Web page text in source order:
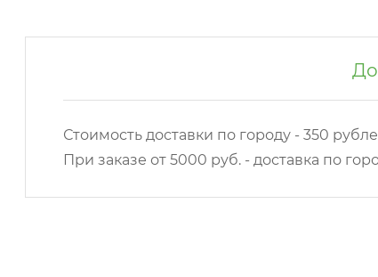
Стоимость доставки по городу - 350
При заказе от 5000 руб. - доставка по